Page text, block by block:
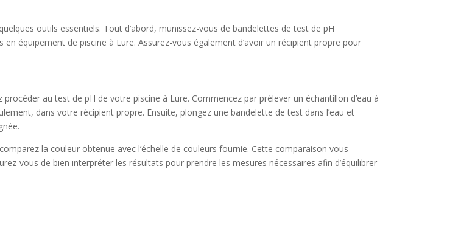
outils essentiels. Tout d’abord, munissez-vous de bandelettes de test de pH
équipement de piscine à Lure. Assurez-vous également d’avoir un récipient propre pour
au test de pH de votre piscine à Lure. Commencez par prélever un échantillon d’eau à
dans votre récipient propre. Ensuite, plongez une bandelette de test dans l’eau et
la couleur obtenue avec l’échelle de couleurs fournie. Cette comparaison vous
vous de bien interpréter les résultats pour prendre les mesures nécessaires afin d’équilibrer